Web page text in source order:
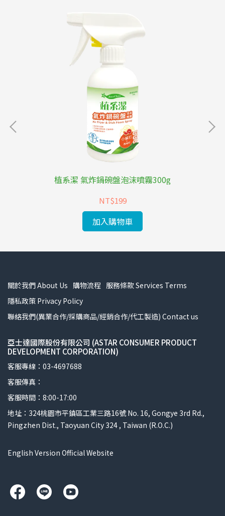
植系潔 氣炸鍋碗盤泡沫噴霧300g
NT$199
加入購物車
關於我們 About Us 購物流程 服務條款 Services Terms
隱私政策 Privacy Policy
聯絡我們(異業合作/採購商品/經銷合作/代工製造) Contact us
亞士達國際股份有限公司 (ASTAR CONSUMER PRODUCT
DEVELOPMENT CORPORATION)
客服專線：03-4697688
客服傳真：
客服時間：8:00-17:00
地址：324桃園市平鎮區工業三路16號 No. 16, Gongye 3rd Rd.,
Pingzhen Dist., Taoyuan City 324 , Taiwan (R.O.C.)
English Version Official Website